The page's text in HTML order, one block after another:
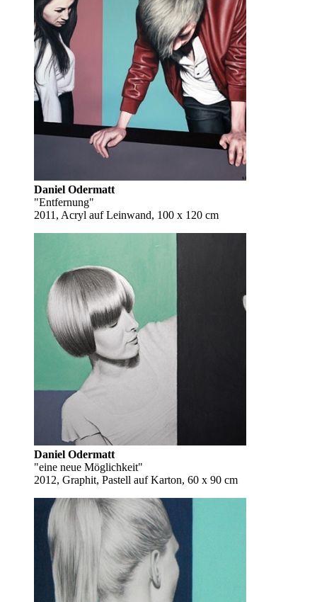
Daniel Odermatt
"Entfernung"
2011, Acryl auf Leinwand, 100 x 120 cm
Daniel Odermatt
"eine neue Möglichkeit"
2012, Graphit, Pastell auf Karton, 60 x 90 cm